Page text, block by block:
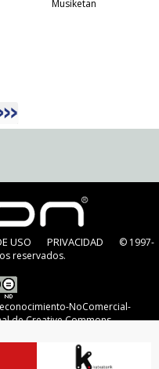
Musiketan
USO PRIVACIDAD
© 1997-
reservados.
NoComercial-
de Creative Commons